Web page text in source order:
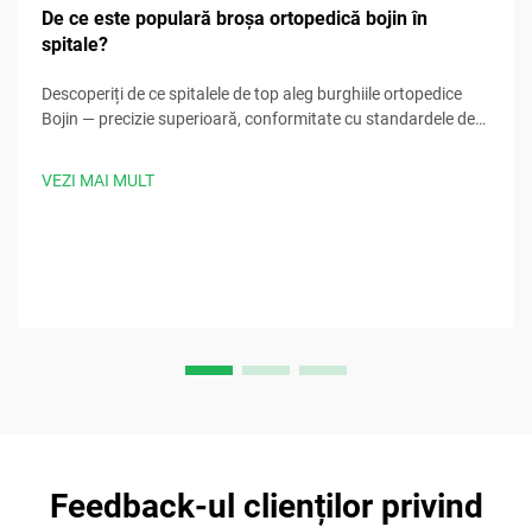
De ce este populară broșa ortopedică bojin în
spitale?
Descoperiți de ce spitalele de top aleg burghiile ortopedice
Bojin — precizie superioară, conformitate cu standardele de
VEZI MAI MULT
Feedback-ul clienților privind